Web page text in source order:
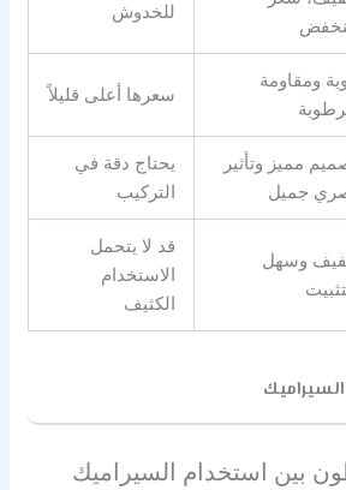
للخدوش
ومقاومة
سعرها أعلى قليلاً
مميز وتأثير
جميل
يحتاج دقة في
التركيب
وسهل
قد لا يتحمل
الاستخدام
الكثيف
بين استخدام السيراميك